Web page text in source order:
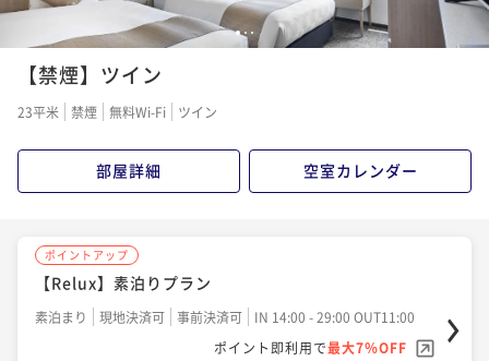
12 3
【禁煙】ツイン
23平米 禁煙 無料Wi-Fi ツイン
部屋詳細 空室カレンダー
ポイントアップ
【Relux】素泊りプラン
素泊まり 現地決済可 事前決済可
IN 14:00 - 29:00 OUT11:00
ポイント即利用で最大7％OFF